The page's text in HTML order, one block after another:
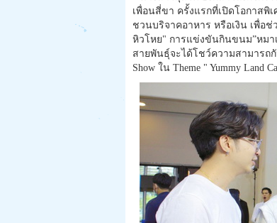
เพื่อนสี่ขา ครั้งแรกที่เปิดโอกาส
ชวนบริจาคอาหาร หรือเงิน เพื่อช่
หิวโหย" การแข่งขันกินขนม”หมาเ
สายพันธุ์จะได้โชว์ความสามารถ
Show ใน Theme " Yummy Land